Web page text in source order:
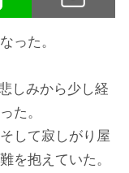
った。
しみから少し経
た。
して寂しがり屋
を抱えていた。